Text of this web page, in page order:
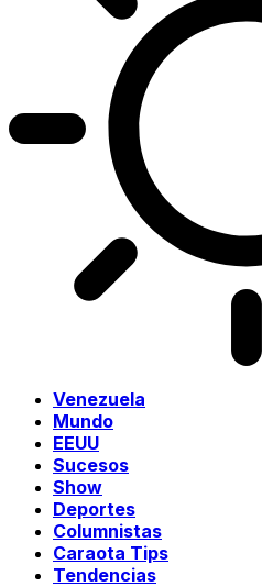
Venezuela
Mundo
EEUU
Sucesos
Show
Deportes
Columnistas
Caraota Tips
Tendencias